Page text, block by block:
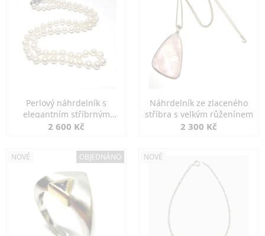
Perlový náhrdelník s
elegantním stříbrným
zapínáním
2 600 Kč
Náhrdelník ze zlaceného
stříbra s velkým růženínem
2 300 Kč
NOVÉ OBJEDNÁNO NOVÉ